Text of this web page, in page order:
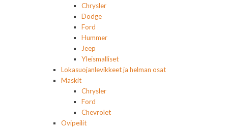
Chrysler
Dodge
Ford
Hummer
Jeep
Yleismalliset
Lokasuojanlevikkeet ja helman osat
Maskit
Chrysler
Ford
Chevrolet
Ovipeilit